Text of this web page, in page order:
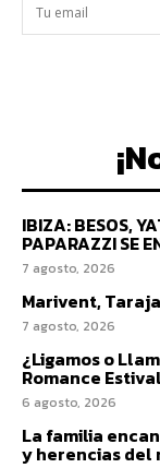
IBIZA: BESOS,
PAPARAZZI SE
7 agosto, 2026
Marivent,
7 agosto, 2026
¿Ligamos o
Romance Estival
6 agosto, 2026
La familia
y herencias del